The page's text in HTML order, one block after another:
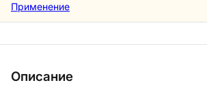
Применение
Описание